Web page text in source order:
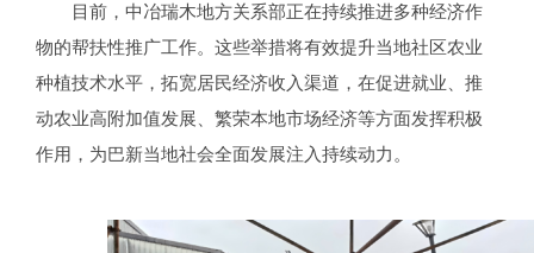
目前，中冶瑞木地方关系部正在持续推进多种经济作
物的帮扶性推广工作。这些举措将有效提升当地社区农业
种植技术水平，拓宽居民经济收入渠道，在促进就业、推
动农业高附加值发展、繁荣本地市场经济等方面发挥积极
作用，为巴新当地社会全面发展注入持续动力。